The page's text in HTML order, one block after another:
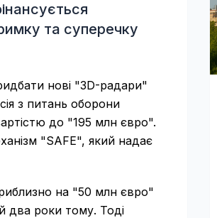
та суперечку
нові "3D-радари"
з питань оборони
до "195 млн євро".
"SAFE", який надає
на "50 млн євро"
два роки тому. Тоді